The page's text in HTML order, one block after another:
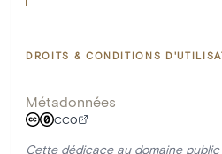
DROITS & CONDITIONS
Métadonnées
CC0
Cette dédicace au domaine